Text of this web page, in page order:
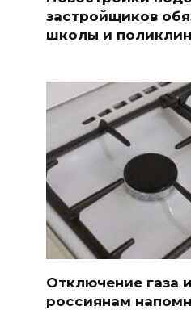
застройщиков
школы и
Отключение газа
россиянам